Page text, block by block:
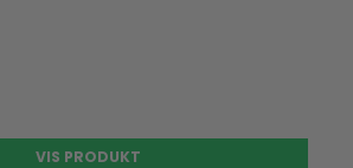
VIS PRODUKT